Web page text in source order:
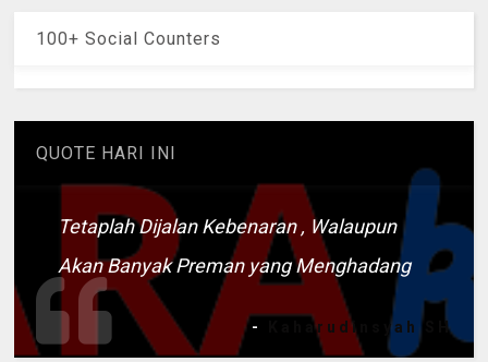
100+ Social Counters
QUOTE HARI INI
Tetaplah Dijalan Kebenaran , Walaupun
Akan Banyak Preman yang Menghadang
- Kaharudinsyah SH